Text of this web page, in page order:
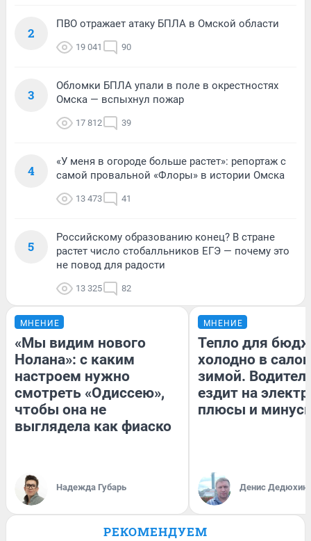
2
ПВО отражает атаку БПЛА в Омской области
19 041 90
3
Обломки БПЛА упали в поле в окрестностях
Омска — вспыхнул пожар
17 812 39
4
«У меня в огороде больше растет»: репортаж с
самой провальной «Флоры» в истории Омска
13 473 41
5
Российскому образованию конец? В стране
растет число стобалльников ЕГЭ — почему это
не повод для радости
13 325 82
МНЕНИЕ
«Мы видим нового
Нолана»: с каким
настроем нужно
смотреть «Одиссею»,
чтобы она не
выглядела как фиаско
Надежда Губарь
МНЕНИЕ
Тепло для
холодно в
зимой.
ездит на
плюсы и
Денис Дедюхин
РЕКОМЕНДУЕМ